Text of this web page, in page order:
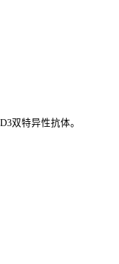
双特异性抗体。